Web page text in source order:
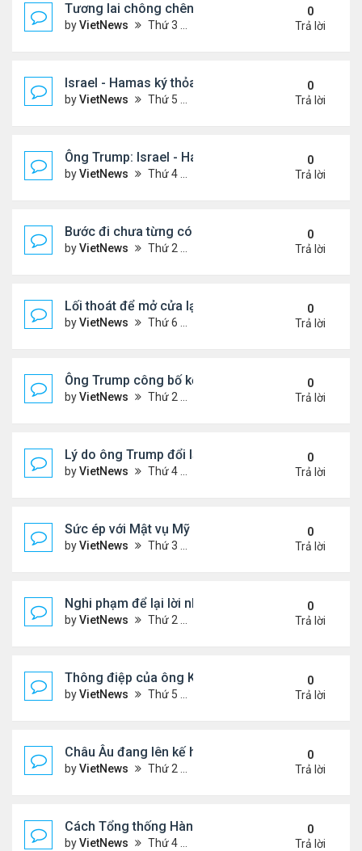
Tương lai chông chênh với Dải Gaza sau lệnh
byVietNews Thứ 3 Tháng 10 14, 2025 2:41 pm
0
Trả lời
Israel - Hamas ký thỏa thuận ngừng bắn
byVietNews Thứ 5 Tháng 10 09, 2025 2:23 pm
0
Trả lời
Ông Trump: Israel - Hamas đạt thỏa thuận hòa
byVietNews Thứ 4 Tháng 10 08, 2025 5:38 pm
0
Trả lời
Bước đi chưa từng có của ông Trump khi ký sắc
byVietNews Thứ 2 Tháng 10 06, 2025 5:17 pm
0
Trả lời
Lối thoát để mở cửa lại chính phủ Mỹ
byVietNews Thứ 6 Tháng 10 03, 2025 4:28 pm
0
Trả lời
Ông Trump công bố kế hoạch chấm dứt chiến sự
byVietNews Thứ 2 Tháng 9 29, 2025 4:47 pm
0
Trả lời
Lý do ông Trump đổi lập trường về lãnh thổ
byVietNews Thứ 4 Tháng 9 24, 2025 4:44 pm
0
Trả lời
Sức ép với Mật vụ Mỹ khi bảo vệ lễ tưởng niệm
byVietNews Thứ 3 Tháng 9 16, 2025 5:42 pm
0
Trả lời
Nghi phạm để lại lời nhắn trước khi ám sát Charlie
byVietNews Thứ 2 Tháng 9 15, 2025 4:33 pm
0
Trả lời
Thông điệp của ông Kim Jong-un khi đưa con gái
byVietNews Thứ 5 Tháng 9 04, 2025 4:12 pm
0
Trả lời
Châu Âu đang lên kế hoạch chi tiết về ý tưởng
byVietNews Thứ 2 Tháng 9 01, 2025 3:55 pm
0
Trả lời
Cách Tổng thống Hàn Quốc dập lửa căng thẳng
byVietNews Thứ 4 Tháng 8 27, 2025 4:57 pm
0
Trả lời